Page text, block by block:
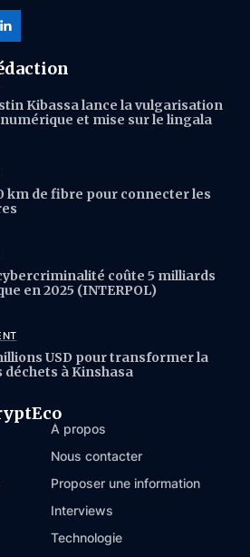
Kibassa lance la vulgarisation
numérique et mise sur le lingala
km de fibre pour connecter les
coûte 5 milliards
en 2025 (INTERPOL)
USD pour transformer la
déchets à Kinshasa
À propos
Nous contacter
Proposer une information
Interviews
Technologie